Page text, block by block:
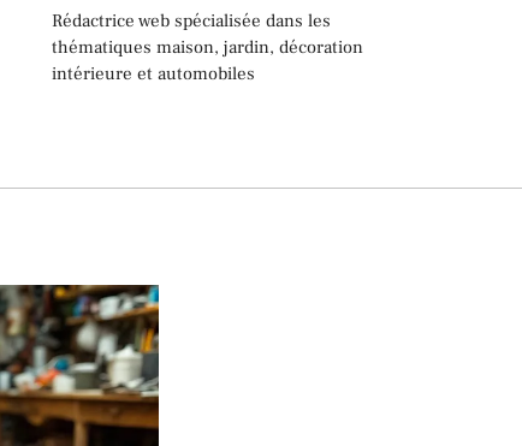
Rédactrice web spécialisée dans les
thématiques maison, jardin, décoration
intérieure et automobiles